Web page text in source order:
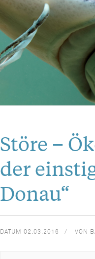
Störe –
der
Donau“
DATUM 02.03.2016 VON